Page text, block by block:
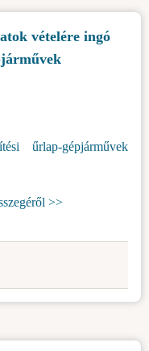
vételére ingó
űrlap-gépjárművek
>>